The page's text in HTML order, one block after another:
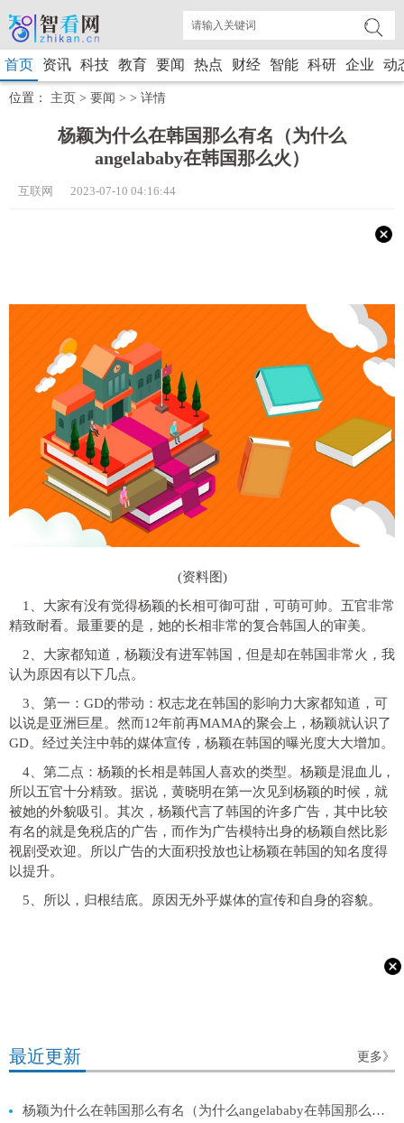
首页 资讯 科技 教育 要闻 热点 财经 智能 科研 企业 动
位置： 主页 > 要闻 > > 详情
杨颖为什么在韩国那么有名（为什么
angelababy在韩国那么火）
互联网 2023-07-10 04:16:44
(资料图)
1、大家有没有觉得杨颖的长相可御可甜，可萌可帅。五官非常
精致耐看。最重要的是，她的长相非常的复合韩国人的审美。
2、大家都知道，杨颖没有进军韩国，但是却在韩国非常火，我
认为原因有以下几点。
3、第一：GD的带动：权志龙在韩国的影响力大家都知道，可
以说是亚洲巨星。然而12年前再MAMA的聚会上，杨颖就认识了
GD。经过关注中韩的媒体宣传，杨颖在韩国的曝光度大大增加。
4、第二点：杨颖的长相是韩国人喜欢的类型。杨颖是混血儿，
所以五官十分精致。据说，黄晓明在第一次见到杨颖的时候，就
被她的外貌吸引。其次，杨颖代言了韩国的许多广告，其中比较
有名的就是免税店的广告，而作为广告模特出身的杨颖自然比影
视剧受欢迎。所以广告的大面积投放也让杨颖在韩国的知名度得
以提升。
5、所以，归根结底。原因无外乎媒体的宣传和自身的容貌。
最近更新 更多》
杨颖为什么在韩国那么有名（为什么angelababy在韩国那么火）